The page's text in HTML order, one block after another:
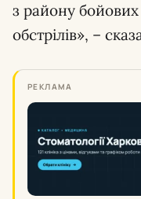
з району бойових
обстрілів», –
РЕКЛАМА